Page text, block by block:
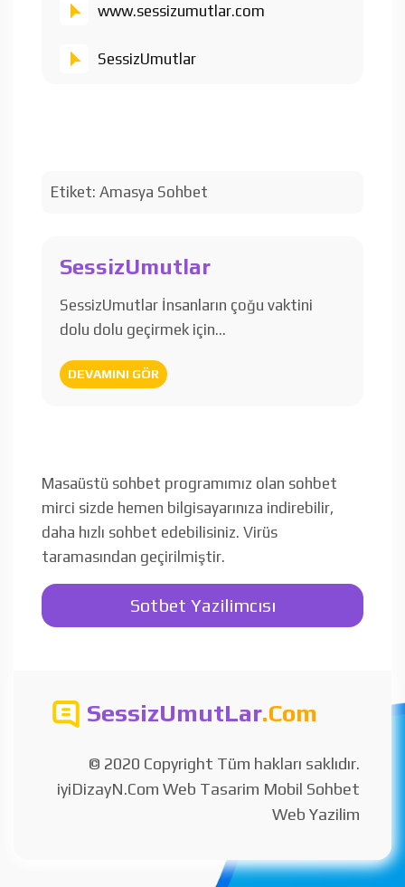
www.sessizumutlar.com
SessizUmutlar
Etiket: Amasya Sohbet
SessizUmutlar
SessizUmutlar İnsanların çoğu vaktini
dolu dolu geçirmek için…
DEVAMINI GÖR
Masaüstü sohbet programımız olan sohbet
mirci sizde hemen bilgisayarınıza indirebilir,
daha hızlı sohbet edebilisiniz. Virüs
taramasından geçirilmiştir.
Sotbet Yazilimcısı
SessizUmutLar.Com
© 2020 Copyright Tüm hakları saklıdır.
iyiDizayN.Com Web Tasarim Mobil Sohbet
Web Yazilim